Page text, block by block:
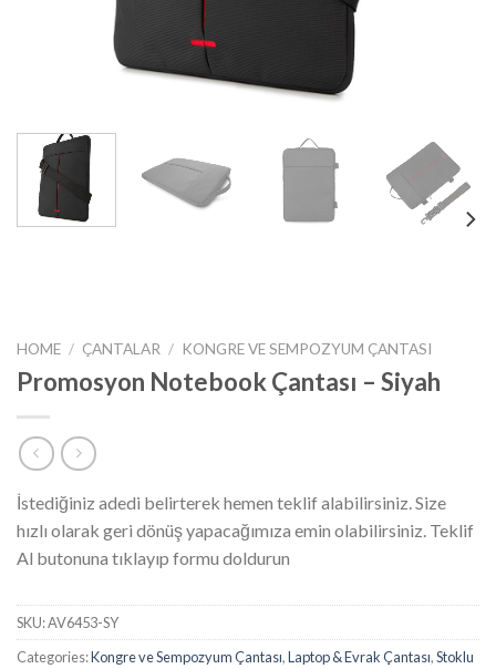
HOME / ÇANTALAR / KONGRE VE SEMPOZYUM ÇANTASI
Promosyon Notebook Çantası – Siyah
İstediğiniz adedi belirterek hemen teklif alabilirsiniz. Size
hızlı olarak geri dönüş yapacağımıza emin olabilirsiniz. Teklif
Al butonuna tıklayıp formu doldurun
SKU:AV6453-SY
Categories:Kongre ve Sempozyum Çantası,Laptop & Evrak Çantası,Stoklu